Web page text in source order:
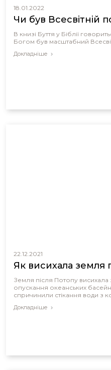
18.01.2022
Чи був Всесвітній
В книзі Буття у Біблії
Богом був масштабний
Докладніше
22.12.2021
Як висихала земля
Земля після Потопу висихала
опускання океанських
спричинили стікання води з
Докладніше